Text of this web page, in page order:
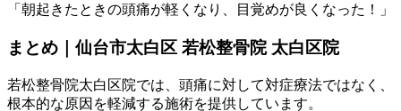
「朝起きたときの頭痛が軽くなり、目覚めが良くなった！」
まとめ｜仙台市太白区 若松整骨院 太白区院
若松整骨院太白区院では、頭痛に対して対症療法ではなく、
根本的な原因を軽減する施術を提供しています。